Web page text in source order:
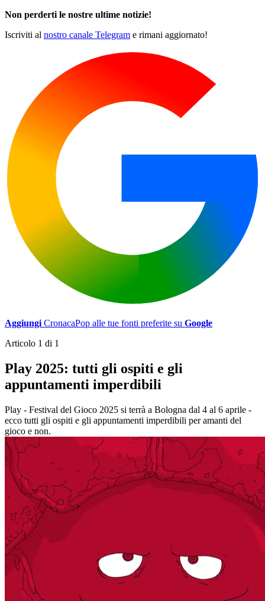
Non perderti le nostre ultime notizie!
Iscriviti al nostro canale Telegram e rimani aggiornato!
Aggiungi CronacaPop alle tue fonti preferite su Google
Articolo 1 di 1
Play 2025: tutti gli ospiti e gli
appuntamenti imperdibili
Play - Festival del Gioco 2025 si terrà a Bologna dal 4 al 6 aprile -
ecco tutti gli ospiti e gli appuntamenti imperdibili per amanti del
gioco e non.